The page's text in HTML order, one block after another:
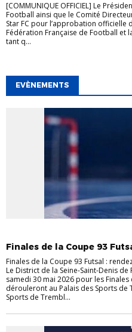
[COMMUNIQUE OFFICIEL] Le
Football ainsi que le Comité
Star FC pour l’approbation
Fédération Française de Football et
tant q...
EVÈNEMENTS
Finales de la Coupe 93
Finales de la Coupe 93 Futsal :
Le District de la Seine-Saint-Denis
samedi 30 mai 2026 pour les
dérouleront au Palais des Sports de
Sports de Trembl...